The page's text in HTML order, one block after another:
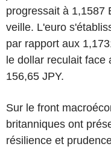
progressait à 1,1587
veille. L'euro
par rapport aux
le dollar reculait face
156,65 JPY.
Sur le front
britanniques ont
résilience et